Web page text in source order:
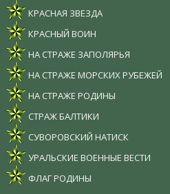
КРАСНАЯ ЗВЕЗДА
КРАСНЫЙ ВОИН
НА СТРАЖЕ ЗАПОЛЯРЬЯ
НА СТРАЖЕ МОРСКИХ РУБЕЖЕЙ
НА СТРАЖЕ РОДИНЫ
СТРАЖ БАЛТИКИ
СУВОРОВСКИЙ НАТИСК
УРАЛЬСКИЕ ВОЕННЫЕ ВЕСТИ
ФЛАГ РОДИНЫ